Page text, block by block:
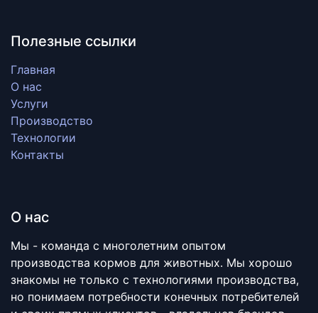
Полезные ссылки
Главная
О нас
Услуги
Производство
Технологии
Контакты
О нас
Мы - команда с многолетним опытом
производства кормов для животных. Мы хорошо
знакомы не только с технологиями производства,
но понимаем потребности конечных потребителей